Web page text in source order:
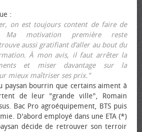
:
on est toujours content de faire de
Ma motivation première reste
aussi gratifiant d’aller au bout du
À mon avis, il faut arrêter la
et miser davantage sur la
mieux maîtriser ses prix."
paysan bourrin que certains aiment à
de leur "grande ville", Romain
Bac Pro agroéquipement, BTS puis
D'abord employé dans une ETA (*)
décide de retrouver son terroir